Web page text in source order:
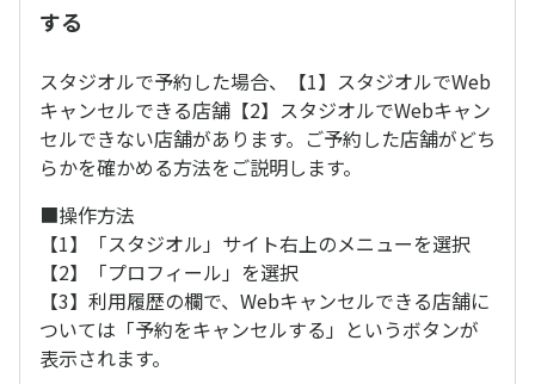
する
スタジオルで予約した場合、【1】スタジオルでWeb
キャンセルできる店舗【2】スタジオルでWebキャン
セルできない店舗があります。ご予約した店舗がどち
らかを確かめる方法をご説明します。
■操作方法
【1】「スタジオル」サイト右上のメニューを選択
【2】「プロフィール」を選択
【3】利用履歴の欄で、Webキャンセルできる店舗に
ついては「予約をキャンセルする」というボタンが
表示されます。